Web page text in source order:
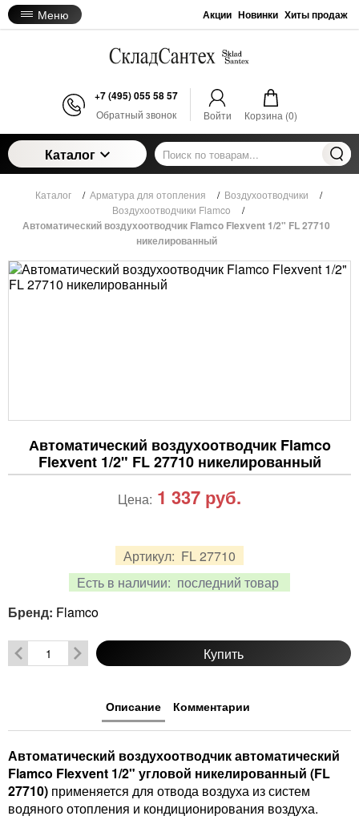
Меню Акции Новинки Хиты продаж
+7 (495) 055 58 57
Обратный звонок Войти Корзина (0)
Каталог
Каталог / Арматура для отопления / Воздухоотводчики
/
Воздухоотводчики Flamco
/
Автоматический воздухоотводчик Flamco Flexvent 1/2" FL 27710
никелированный
Автоматический воздухоотводчик Flamco
Flexvent 1/2" FL 27710 никелированный
Артикул: FL 27710
Есть в наличии: последний товар
Цена: 1 337 руб.
Бренд: Flamco
Купить
Описание Комментарии
Автоматический воздухоотводчик автоматический
Flamco Flexvent 1/2" угловой никелированный (FL
27710) применяется для отвода воздуха из систем
водяного отопления и кондиционирования воздуха.